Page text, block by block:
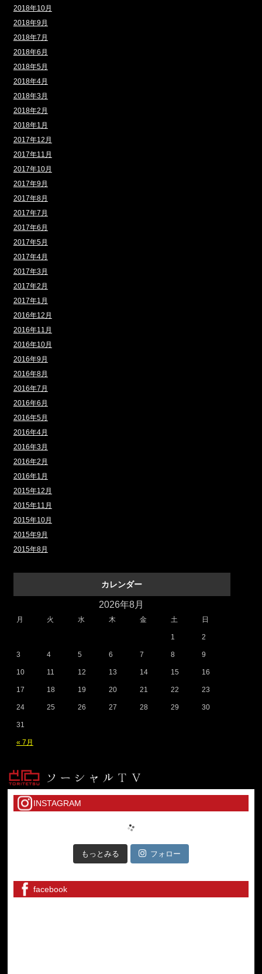
2018年10月
2018年9月
2018年7月
2018年6月
2018年5月
2018年4月
2018年3月
2018年2月
2018年1月
2017年12月
2017年11月
2017年10月
2017年9月
2017年8月
2017年7月
2017年6月
2017年5月
2017年4月
2017年3月
2017年2月
2017年1月
2016年12月
2016年11月
2016年10月
2016年9月
2016年8月
2016年7月
2016年6月
2016年5月
2016年4月
2016年3月
2016年2月
2016年1月
2015年12月
2015年11月
2015年10月
2015年9月
2015年8月
カレンダー
2026年8月
月 火 水 木 金 土 日
« 7月
1 2
3 4 5 6 7 8 9
10 11 12 13 14 15 16
17 18 19 20 21 22 23
24 25 26 27 28 29 30
31
INSTAGRAM
もっとみる フォロー
facebook